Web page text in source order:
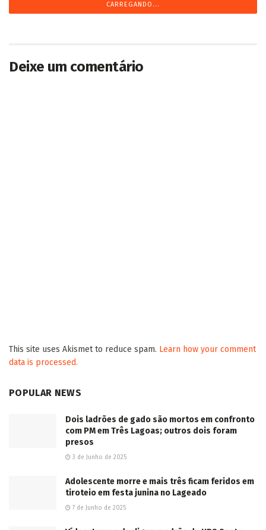
CARREGANDO...
Deixe um comentário
This site uses Akismet to reduce spam. Learn how your comment
data is processed.
POPULAR NEWS
Dois ladrões de gado são mortos em confronto
com PM em Três Lagoas; outros dois foram
presos
3 de Junho de 2025
Adolescente morre e mais três ficam feridos em
tiroteio em festa junina no Lageado
7 de Junho de 2025